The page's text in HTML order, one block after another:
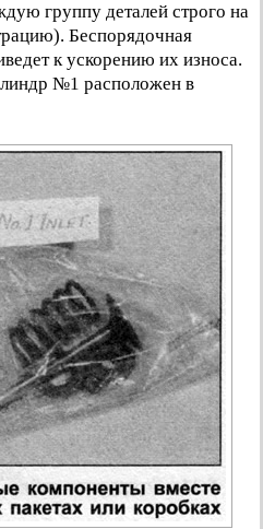
группу деталей строго на
Беспорядочная
к ускорению их износа.
№1 расположен в